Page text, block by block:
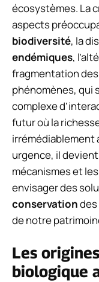
écosystèmes. La
aspects
biodiversité, la
endémiques,
fragmentation des
phénomènes, qui
complexe
futur où la
irrémédiablement
urgence, il
mécanismes et
envisager des
conservation
de notre
Les
biologique